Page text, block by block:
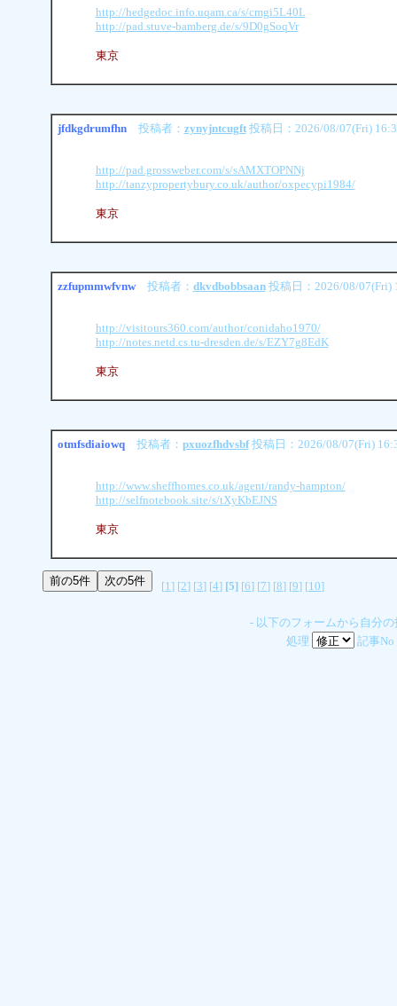
http://hedgedoc.info.uqam.ca/s/cmgi5L40L
http://pad.stuve-bamberg.de/s/9D0gSoqVr
東京
jfdkgdrumfhn投稿者： zynyjntcugft投稿日：2026/08/07(Fri)
http://pad.grossweber.com/s/sAMXTOPNNj
http://tanzypropertybury.co.uk/author/oxpecypi1984/
東京
zzfupmmwfvnw投稿者： dkvdbobbsaan投稿日：2026/08/07(Fri)
http://visitours360.com/author/conidaho1970/
http://notes.netd.cs.tu-dresden.de/s/EZY7g8EdK
東京
otmfsdiaiowq投稿者： pxuozfhdvsbf投稿日：2026/08/07(Fri)
http://www.sheffhomes.co.uk/agent/randy-hampton/
http://selfnotebook.site/s/tXyKbEJNS
東京
[1 ] [2] [3] [4] [5] [6] [7] [8] [9] [10]
- 以下のフォームから自分
処理
記事No